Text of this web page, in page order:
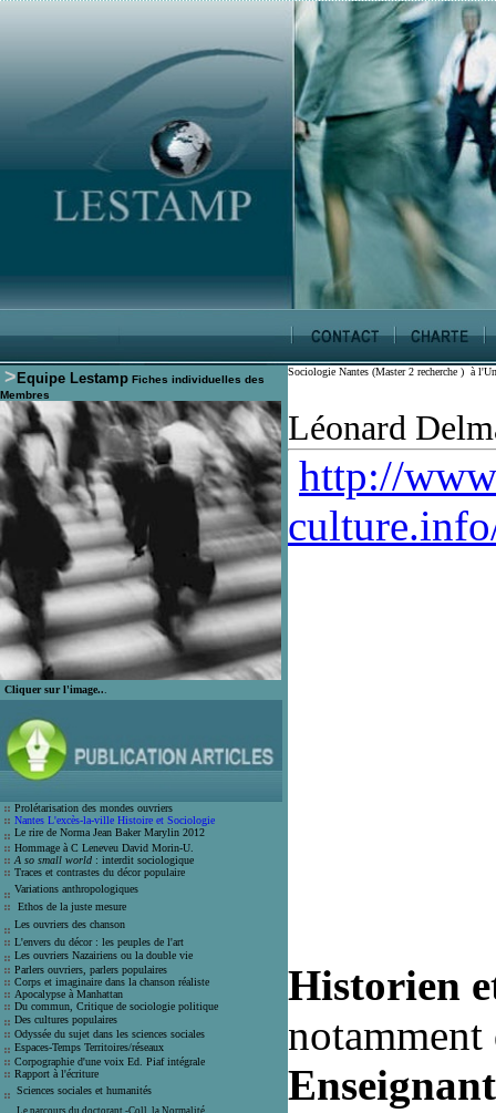
> Equipe Lestamp Fiches individuelles des
Membres
Cliquer sur l'image..
Prolétarisation des mondes ouvriers
Nantes L'excès-la-ville Histoire et Sociologie
Le rire de Norma Jean Baker Marylin 2012
Hommage à C Leneveu David Morin-U.
A so small world : interdit sociologique
Traces et contrastes du décor populaire
Variations anthropologiques
Ethos de la juste mesure
Les ouvriers des chanson
L'envers du décor : les peuples de l'art
Les ouvriers Nazairiens ou la double vie
Parlers ouvriers, parlers populaires
Corps et imaginaire dans la chanson réaliste
Apocalypse à Manhattan
Du commun, Critique de sociologie politique
Des cultures populaires
Odyssée du sujet dans les sciences sociales
Espaces-Temps Territoires/réseaux
Corpographie d'une voix Ed. Piaf intégrale
Rapport à l'écriture
Sciences sociales et humanités
Le parcours du doctorant -Coll. la Normalité
Sociologie Nantes (Master 2 recherche ) à
Léonard
http://
Historien